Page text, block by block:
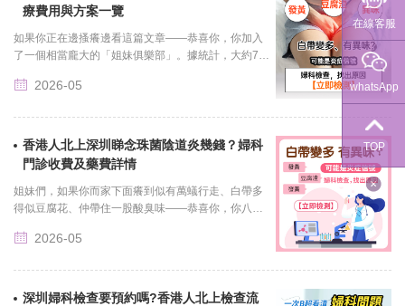
療費用與方案一覽
如果你正在邊搔癢邊看這篇文章——恭喜你，你加入
了一個相當龐大的「姐妹俱樂部」。據統計，大約7
將近一半的人會被它......
2026-05
香港人北上深圳睇念珠菌陰道炎幾錢？婦科
門診收費及藥費詳情
姐妹們，如果你而家下面癢到似有萬蟻行走、白帶多
得似豆腐花、仲帶住一股酸臭味——恭喜你，你八成
2026-05
深圳婦科檢查要預約嗎?香港人北上檢查流
在線客服
whatsApp
TOP